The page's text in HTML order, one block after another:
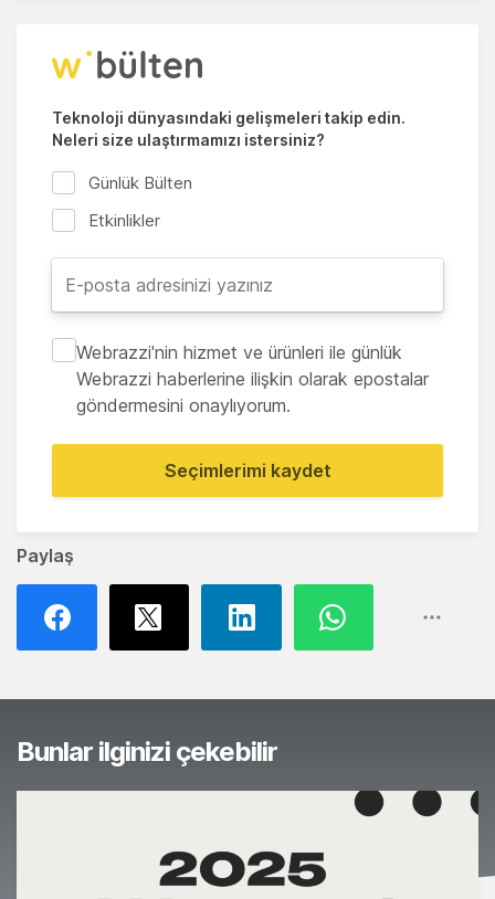
Paylaş
Teknoloji dünyasındaki gelişmeleri takip edin.
Neleri size ulaştırmamızı istersiniz?
Günlük Bülten
Etkinlikler
Webrazzi'nin hizmet ve ürünleri ile günlük
Webrazzi haberlerine ilişkin olarak epostalar
göndermesini onaylıyorum.
Seçimlerimi kaydet
Bunlar ilginizi çekebilir